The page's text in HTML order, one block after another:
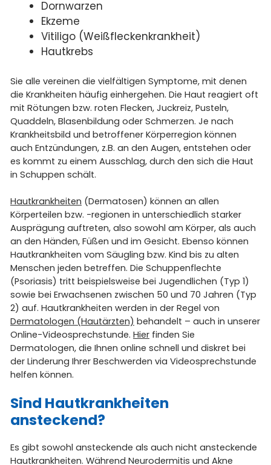
Dornwarzen
Ekzeme
Vitiligo (Weißfleckenkrankheit)
Hautkrebs
Sie alle vereinen die vielfältigen Symptome, mit denen
die Krankheiten häufig einhergehen. Die Haut reagiert oft
mit Rötungen bzw. roten Flecken, Juckreiz, Pusteln,
Quaddeln, Blasenbildung oder Schmerzen. Je nach
Krankheitsbild und betroffener Körperregion können
auch Entzündungen, z.B. an den Augen, entstehen oder
es kommt zu einem Ausschlag, durch den sich die Haut
in Schuppen schält.
Hautkrankheiten (Dermatosen) können an allen
Körperteilen bzw. -regionen in unterschiedlich starker
Ausprägung auftreten, also sowohl am Körper, als auch
an den Händen, Füßen und im Gesicht. Ebenso können
Hautkrankheiten vom Säugling bzw. Kind bis zu alten
Menschen jeden betreffen. Die Schuppenflechte
(Psoriasis) tritt beispielsweise bei Jugendlichen (Typ 1)
sowie bei Erwachsenen zwischen 50 und 70 Jahren (Typ
2) auf. Hautkrankheiten werden in der Regel von
Dermatologen (Hautärzten) behandelt – auch in unserer
Online-Videosprechstunde. Hierfinden Sie
Dermatologen, die Ihnen online schnell und diskret bei
der Linderung Ihrer Beschwerden via Videosprechstunde
helfen können.
Sind Hautkrankheiten
ansteckend?
Es gibt sowohl ansteckende als auch nicht ansteckende
Hautkrankheiten. Während Neurodermitis und Akne